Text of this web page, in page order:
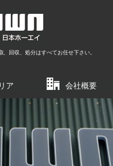
回収、処分はすべてお任せ下さい。
ア 会社概要